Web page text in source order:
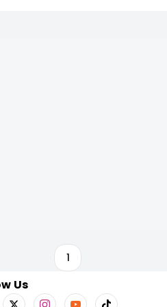
1
Us